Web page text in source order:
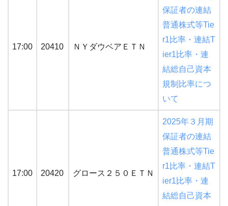
17:00 20410 ＮＹダウベアＥＴＮ
保証者の連結
普通株式等Tie
r1比率・連結T
ier1比率・連
結総自己資本
規制比率につ
いて
17:00 20420 グロース２５０ＥＴＮ
2025年３月期
保証者の連結
普通株式等Tie
r1比率・連結T
ier1比率・連
結総自己資本